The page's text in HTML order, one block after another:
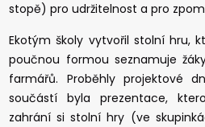
stopě) pro udržitelnost a pro
Ekotým školy vytvořil stolní hru,
poučnou formou seznamuje
farmářů. Proběhly projektové
součástí byla prezentace,
zahrání si stolní hry (ve